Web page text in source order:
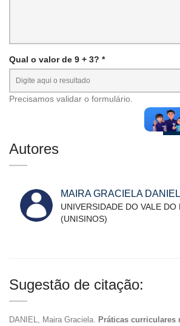
Qual o valor de 9 + 3? *
Precisamos validar o formulário.
Autores
MAIRA GRACIELA DANIEL
UNIVERSIDADE DO VALE
(UNISINOS)
Sugestão de citação:
DANIEL, Maira Graciela. Práticas curriculares